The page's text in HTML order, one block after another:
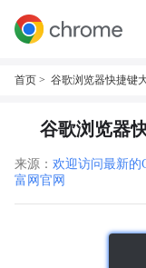
首页 > 谷歌浏览器快捷键
谷歌浏览器
来源： 欢迎访问最新的
富网官网